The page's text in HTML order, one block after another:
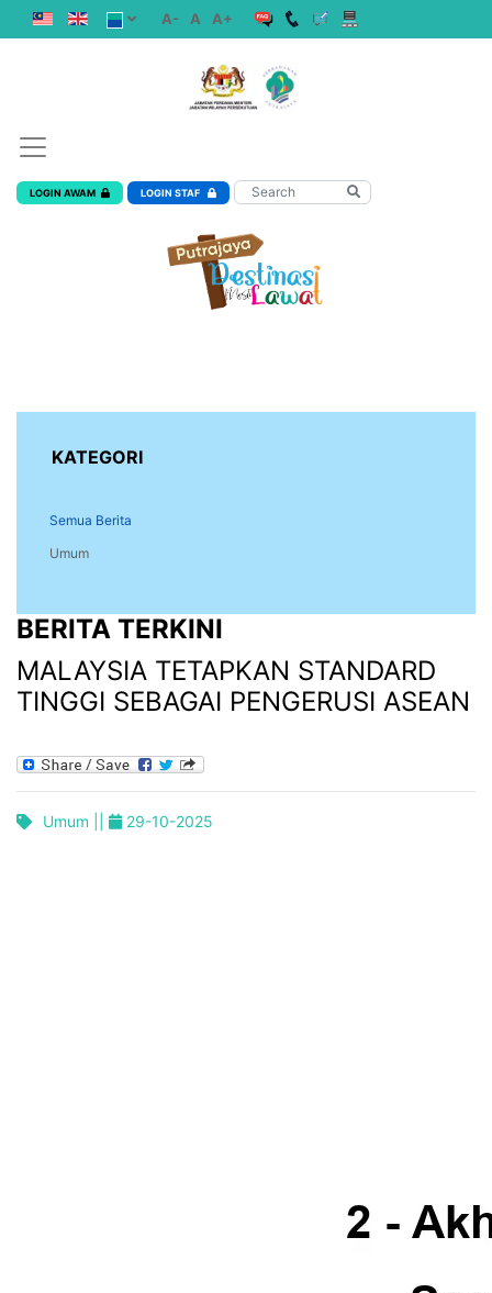
A- A A+
LOGIN AWAM LOGIN STAF
KATEGORI
Semua Berita
Umum
BERITA TERKINI
MALAYSIA TETAPKAN STANDARD
TINGGI SEBAGAI PENGERUSI ASEAN
Umum || 29-10-2025